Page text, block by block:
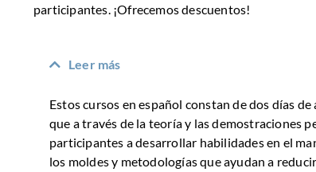
participantes. ¡Ofrecemos descuentos!
Leer más
Estos cursos en español constan de dos días
que a través de la teoría y las demostraciones
participantes a desarrollar habilidades en el
los moldes y metodologías que ayudan a